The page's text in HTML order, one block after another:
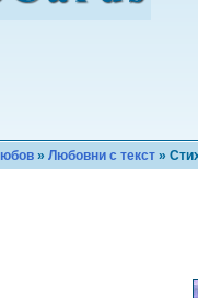
» Любовни с текст »